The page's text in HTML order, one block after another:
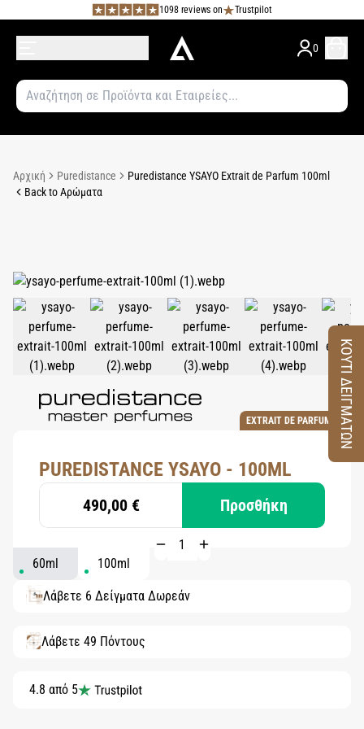
1098 reviews on Trustpilot
0
Αρχική Puredistance
Puredistance YSAYO Extrait de Parfum 100ml
Back to Αρώματα
EXTRAIT DE PARFUM
PUREDISTANCE YSAYO - 100ML
490,00 € Προσθήκη
60ml 100ml
Λάβετε 6 Δείγματα Δωρεάν
Λάβετε 49 Πόντους
4.8 από 5
ΚΟΥΤΙ ΔΕΙΓΜΑΤΩΝ